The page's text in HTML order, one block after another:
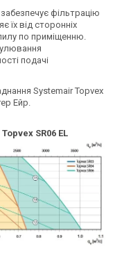
витяжна
за запитом
відгук
фільтрацію
їх від сторонніх
по приміщенню.
подачі
Systemair Topvex
Ейр.
SR06 EL